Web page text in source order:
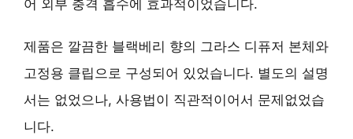
어 외부 충격 흡수에 효과적이었습니다.
제품은 깔끔한 블랙베리 향의 그라스 디퓨저 본체와
고정용 클립으로 구성되어 있었습니다. 별도의 설명
서는 없었으나, 사용법이 직관적이어서 문제없었습
니다.